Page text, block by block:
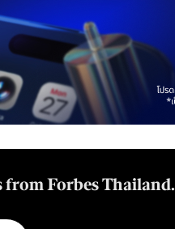
from Forbes Thailand.